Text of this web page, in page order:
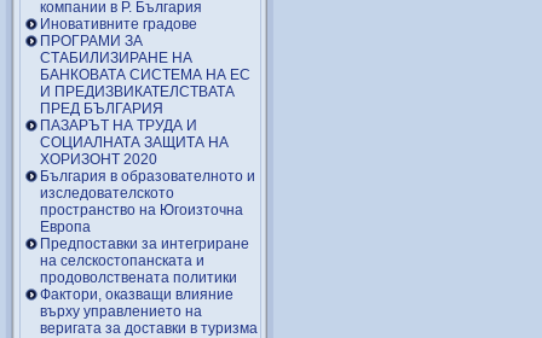
компании в Р. България
Иновативните градове
ПРОГРАМИ ЗА
СТАБИЛИЗИРАНЕ НА
БАНКОВАТА СИСТЕМА НА ЕС
И ПРЕДИЗВИКАТЕЛСТВАТА
ПРЕД БЪЛГАРИЯ
ПАЗАРЪТ НА ТРУДА И
СОЦИАЛНАТА ЗАЩИТА НА
ХОРИЗОНТ 2020
България в образователното и
изследователското
пространство на Югоизточна
Европа
Предпоставки за интегриране
на селскостопанската и
продоволствената политики
Фактори, оказващи влияние
върху управлението на
веригата за доставки в туризма